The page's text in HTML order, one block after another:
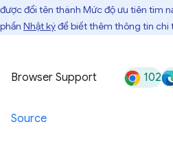
được đổi tên thành Mức độ ưu tiên tìm
phần Nhật kýđể biết thêm thông tin chi
Browser Support 102
Source